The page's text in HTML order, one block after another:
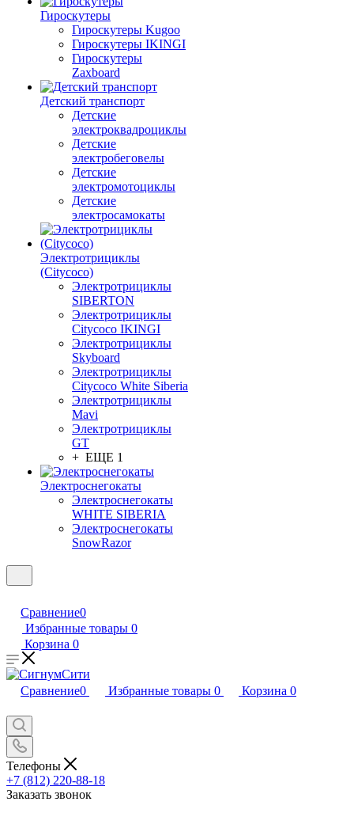
Гироскутеры
Гироскутеры Kugoo
Гироскутеры IKINGI
Гироскутеры
Zaxboard
Детский транспорт
Детские
электроквадроциклы
Детские
электробеговелы
Детские
электромотоциклы
Детские
электросамокаты
Электротрициклы
(Citycoco)
Электротрициклы
SIBERTON
Электротрициклы
Citycoco IKINGI
Электротрициклы
Skyboard
Электротрициклы
Citycoco White Siberia
Электротрициклы
Mavi
Электротрициклы
GT
+ ЕЩЕ 1
Электроснегокаты
Электроснегокаты
WHITE SIBERIA
Электроснегокаты
SnowRazor
Сравнение0
Избранные товары 0
Корзина 0
Сравнение0 Избранные товары 0 Корзина 0
Телефоны
+7 (812) 220-88-18
Заказать звонок